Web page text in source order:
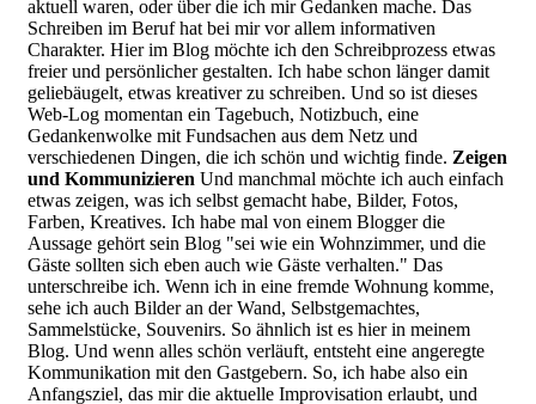
aktuell waren, oder über die ich mir Gedanken mache. Das
Schreiben im Beruf hat bei mir vor allem informativen
Charakter. Hier im Blog möchte ich den Schreibprozess etwas
freier und persönlicher gestalten. Ich habe schon länger damit
geliebäugelt, etwas kreativer zu schreiben. Und so ist dieses
Web-Log momentan ein Tagebuch, Notizbuch, eine
Gedankenwolke mit Fundsachen aus dem Netz und
verschiedenen Dingen, die ich schön und wichtig finde. Zeigen
und Kommunizieren Und manchmal möchte ich auch einfach
etwas zeigen, was ich selbst gemacht habe, Bilder, Fotos,
Farben, Kreatives. Ich habe mal von einem Blogger die
Aussage gehört sein Blog "sei wie ein Wohnzimmer, und die
Gäste sollten sich eben auch wie Gäste verhalten." Das
unterschreibe ich. Wenn ich in eine fremde Wohnung komme,
sehe ich auch Bilder an der Wand, Selbstgemachtes,
Sammelstücke, Souvenirs. So ähnlich ist es hier in meinem
Blog. Und wenn alles schön verläuft, entsteht eine angeregte
Kommunikation mit den Gastgebern. So, ich habe also ein
Anfangsziel, das mir die aktuelle Improvisation erlaubt, und